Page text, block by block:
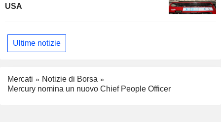
USA
Ultime notizie
Mercati
Notizie di Borsa
Mercury nomina un nuovo Chief People Officer